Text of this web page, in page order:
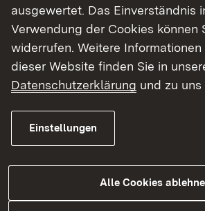
Praktika dienen dazu, praktische
künftigen Beruf zu sammeln und
Korrektur des Berufswunsches
sollten auf verschiedenen
kennen zu lernen. In dieser Zeit
Interessenten für die
ausgewertet. Das Einverständnis
Verwendung der Cookies können
widerrufen. Weitere
dieser Website finden Sie in
Datenschutzerklärung und zu uns
Einstellungen
Alle Cookies